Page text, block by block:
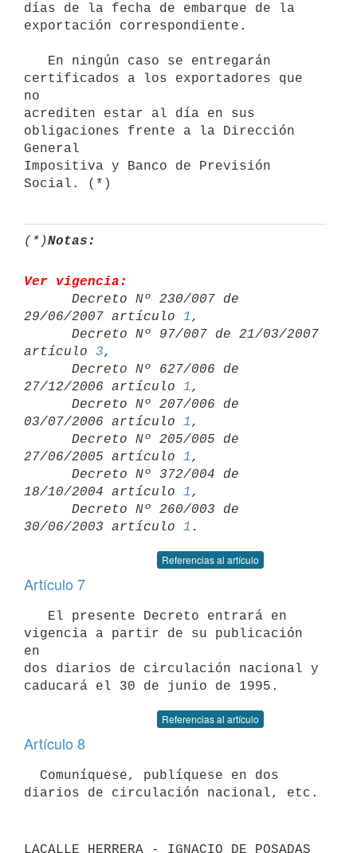
días de la fecha de embarque de la
exportación correspondiente.
certificados a los exportadores que
no
acrediten estar al día en sus
obligaciones frente a la Dirección
General
Impositiva y Banco de Previsión
Social. (*)
(*)Notas:
Ver vigencia:
29/06/2007 artículo 1 ,
artículo 3,
27/12/2006 artículo 1 ,
03/07/2006 artículo 1 ,
27/06/2005 artículo 1 ,
18/10/2004 artículo 1 ,
30/06/2003 artículo 1
Referencias al artículo
Artículo 7
vigencia a partir de su publicación
en
dos diarios de circulación nacional y
Referencias al artículo
Artículo 8
LACALLE HERRERA - IGNACIO DE POSADAS